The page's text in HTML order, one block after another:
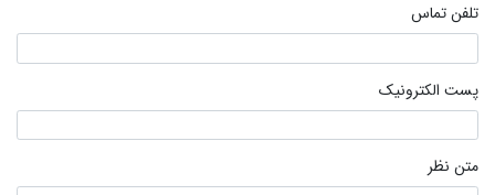
تلفن تماس
پست الکترونیک
متن نظر